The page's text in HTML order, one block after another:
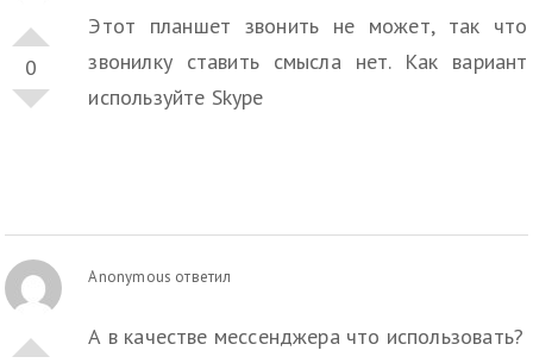
0
Этот планшет звонить не может, так что
звонилку ставить смысла нет. Как вариант
используйте Skype
Anonymous ответил
А в качестве мессенджера что использовать?